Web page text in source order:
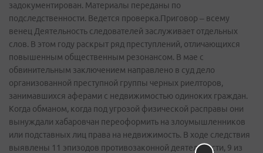
задокументирован. Материалы переданы по
подследственности. Ведется проверка.Приговор – всему
венец Деятельность следователей заслуживает отдельных
слов. В этом году раскрыт ряд преступлений, отличающихся
повышенным общественным резонансом. В мае с
обвинительным заключением направлено в суд дело
организованной преступной группы черных риелторов,
занимавшихся аферами с недвижимостью одиноких граждан.
Когда обманом, когда под угрозой физической расправы они
вынуждали хабаровчан переоформить на злоумышленников
или подставных лиц права на недвижимость. В ходе следствия
выявлены 11 эпизодов противозаконной деятельности, 9 из